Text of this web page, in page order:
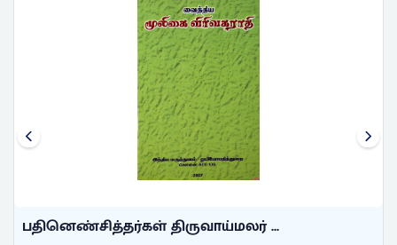
பதினெண்சித்தர்கள் திருவாய்மலர் ...